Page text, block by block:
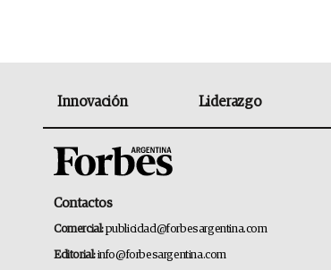
Innovación Liderazgo
Contactos
Comercial:publicidad@forbesargentina.com
Editorial:info@forbesargentina.com